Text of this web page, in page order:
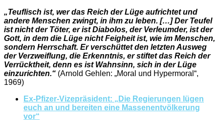
„Teuflisch ist, wer das Reich der Lüge aufrichtet und
andere Menschen zwingt, in ihm zu leben. […] Der Teufel
ist nicht der Töter, er ist Diabolos, der Verleumder, ist der
Gott, in dem die Lüge nicht Feigheit ist, wie im Menschen,
sondern Herrschaft. Er verschüttet den letzten Ausweg
der Verzweiflung, die Erkenntnis, er stiftet das Reich der
Verrücktheit, denn es ist Wahnsinn, sich in der Lüge
einzurichten.“ (Arnold Gehlen: „Moral und Hypermoral“,
1969)
Ex-Pfizer-Vizepräsident: „Die Regierungen lügen
euch an und bereiten eine Massenentvölkerung
vor“